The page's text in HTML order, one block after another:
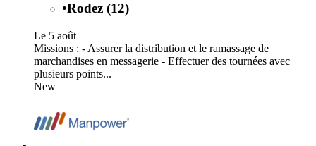
•Rodez (12)
Le 5 août
Missions : - Assurer la distribution et le ramassage de
marchandises en messagerie - Effectuer des tournées avec
plusieurs points...
New